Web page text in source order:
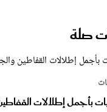
صلة
بأجمل إطلالات